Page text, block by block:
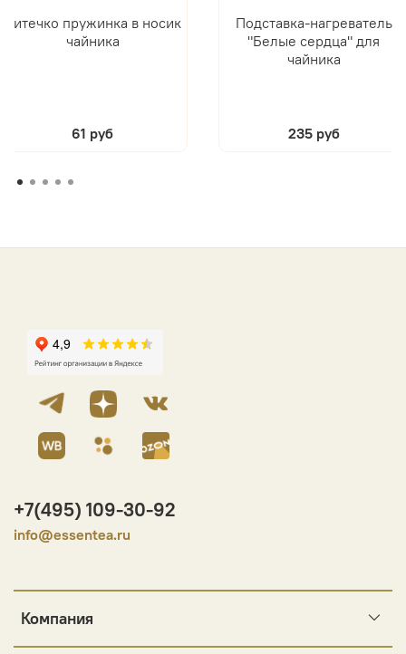
Ситечко пружинка в носик
чайника
61 руб
Подставка-нагреватель
"Белые сердца" для
чайника
235 руб
Компания
+7(495) 109-30-92
info@essentea.ru